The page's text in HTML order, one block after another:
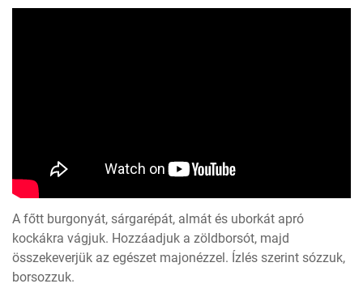
A főtt burgonyát, sárgarépát, almát és uborkát apró
kockákra vágjuk. Hozzáadjuk a zöldborsót, majd
összekeverjük az egészet majonézzel. Ízlés szerint sózzuk,
borsozzuk.